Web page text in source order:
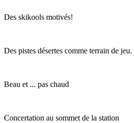
Des skikools motivés!
Des pistes désertes comme terrain de jeu.
Beau et ... pas chaud
Concertation au sommet de la station